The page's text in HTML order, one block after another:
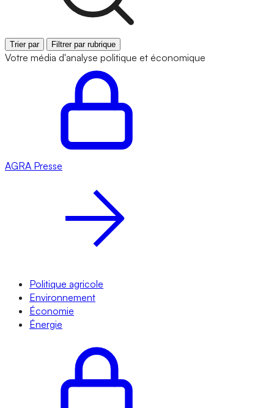
Trier par Filtrer par rubrique
Votre média d'analyse politique et économique
AGRA Presse
Politique agricole
Environnement
Économie
Énergie